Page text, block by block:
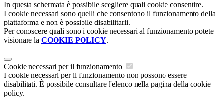
In questa schermata è possibile scegliere quali cookie consentire.
I cookie necessari sono quelli che consentono il funzionamento della
piattaforma e non è possibile disabilitarli.
Per conoscere quali sono i cookie necessari al funzionamento potete
visionare la COOKIE POLICY.
Cookie necessari per il funzionamento
I cookie necessari per il funzionamento non possono essere
disabilitati. È possibile consultare l'elenco nella pagina della cookie
policy.